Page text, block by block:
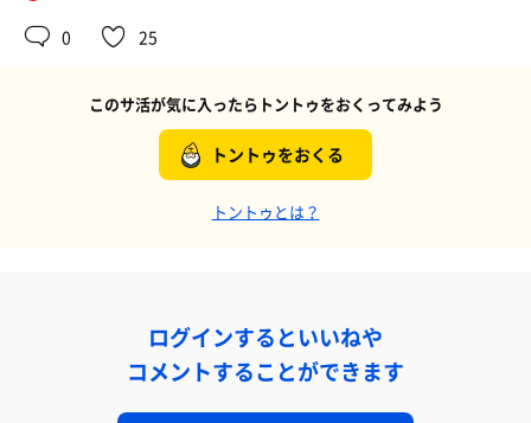
0 25
このサ活が気に入ったらトントゥをおくってみよう
トントゥをおくる
トントゥとは？
ログインするといいねや
コメントすることができます